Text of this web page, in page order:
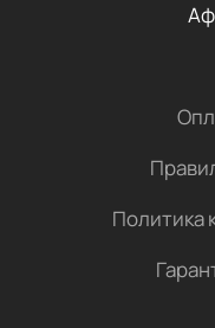
Политика